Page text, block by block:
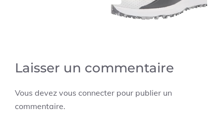
Laisser un commentaire
Vous devez vous connecter pour publier un
commentaire.